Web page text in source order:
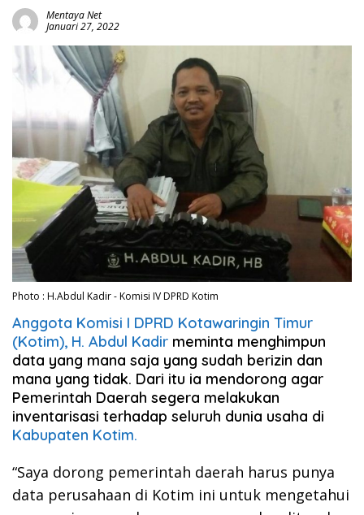
Mentaya Net
Januari 27, 2022
Photo : H.Abdul Kadir - Komisi IV DPRD Kotim
Anggota Komisi I DPRD Kotawaringin Timur
(Kotim), H. Abdul Kadir meminta menghimpun
data yang mana saja yang sudah berizin dan
mana yang tidak. Dari itu ia mendorong agar
Pemerintah Daerah segera melakukan
inventarisasi terhadap seluruh dunia usaha di
Kabupaten Kotim.
“Saya dorong pemerintah daerah harus punya
data perusahaan di Kotim ini untuk mengetahui